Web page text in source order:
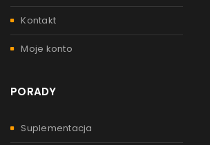
Kontakt
Moje konto
PORADY
Suplementacja